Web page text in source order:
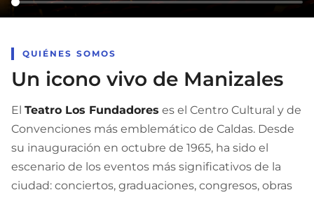
QUIÉNES SOMOS
Un icono vivo de Manizales
El Teatro Los Fundadores es el Centro Cultural y de
Convenciones más emblemático de Caldas. Desde
su inauguración en octubre de 1965, ha sido el
escenario de los eventos más significativos de la
ciudad: conciertos, graduaciones, congresos, obras